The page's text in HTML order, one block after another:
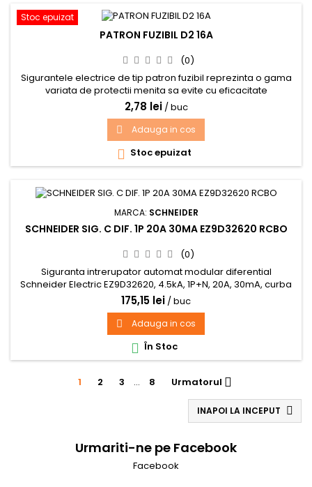
Stoc epuizat
PATRON FUZIBIL D2 16A
(0)
Sigurantele electrice de tip patron fuzibil reprezinta o gama
variata de protectii menita sa evite cu eficacitate
producerea unui scurtcircuit in cadrul unei instalatii electrice.
Tensiunea de alimentare de 500V cu un curent nominal de
16A.
2,78 lei / buc
 Adauga in cos
 Stoc epuizat
MARCA: SCHNEIDER
SCHNEIDER SIG. C DIF. 1P 20A 30MA EZ9D32620 RCBO
(0)
Siguranta intrerupator automat modular diferential
Schneider Electric EZ9D32620, 4.5kA, 1P+N, 20A, 30mA, curba
C
175,15 lei / buc
 Adauga in cos
 În Stoc
1 2 3 … 8 Urmatorul 
INAPOI LA INCEPUT 
Urmariti-ne pe Facebook
Facebook